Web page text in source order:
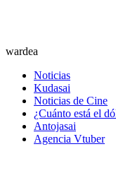
wardea
Noticias
Kudasai
Noticias de Cine
¿Cuánto está el
Antojasai
Agencia Vtuber